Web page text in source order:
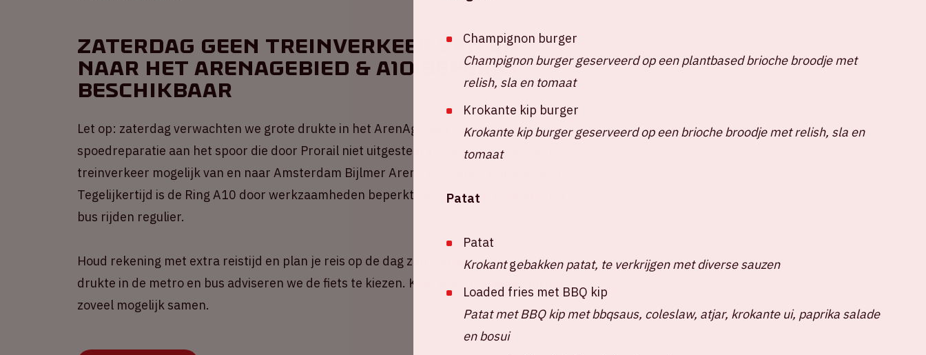
Zaterdag geen treinverkeer van en
naar het ArenAgebied & A10 beperkt
beschikbaar
Let op: zaterdag verwachten we grote drukte in het ArenAgebied. Vanwege een
spoedreparatie aan het spoor die door Prorail niet uitgesteld kon worden, is er geen
treinverkeer mogelijk van en naar Amsterdam Bijlmer ArenA en station Duivendrecht.
Tegelijkertijd is de Ring A10 door werkzaamheden beperkt beschikbaar. De metro en
bus rijden regulier.
Houd rekening met extra reistijd en plan je reis op de dag zelf. Vanwege verwachte
drukte in de metro en bus adviseren we de fiets te kiezen. Kom je met de auto? Rij dan
zoveel mogelijk samen.
+ Voeg toe aan agenda
Champignon burger
Champignon burger geserveerd op een plantbased brioche broodje met
relish, sla en tomaat
Krokante kip burger
Krokante kip burger geserveerd op een brioche broodje met relish, sla en
tomaat
Patat
Patat
Krokantgebakken patat, te verkrijgen met diverse sauzen
Loaded fries met BBQ kip
Patat met BBQ kip met bbqsaus, coleslaw, atjar, krokante ui, paprika salade
en bosui